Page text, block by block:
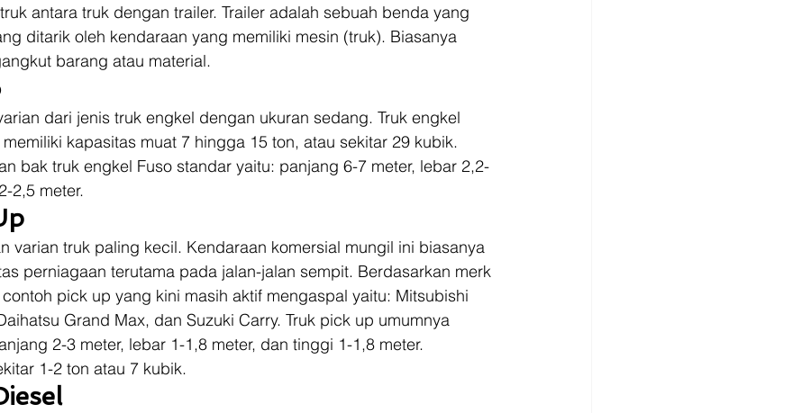
antara truk dengan trailer. Trailer adalah sebuah benda yang
ditarik oleh kendaraan yang memiliki mesin (truk). Biasanya
barang atau material.
dari jenis truk engkel dengan ukuran sedang. Truk engkel
kapasitas muat 7 hingga 15 ton, atau sekitar 29 kubik.
bak truk engkel Fuso standar yaitu: panjang 6-7 meter, lebar 2,2-
2,5 meter.
varian truk paling kecil. Kendaraan komersial mungil ini biasanya
perniagaan terutama pada jalan-jalan sempit. Berdasarkan merk
pick up yang kini masih aktif mengaspal yaitu: Mitsubishi
Grand Max, dan Suzuki Carry. Truk pick up umumnya
2-3 meter, lebar 1-1,8 meter, dan tinggi 1-1,8 meter.
1-2 ton atau 7 kubik.